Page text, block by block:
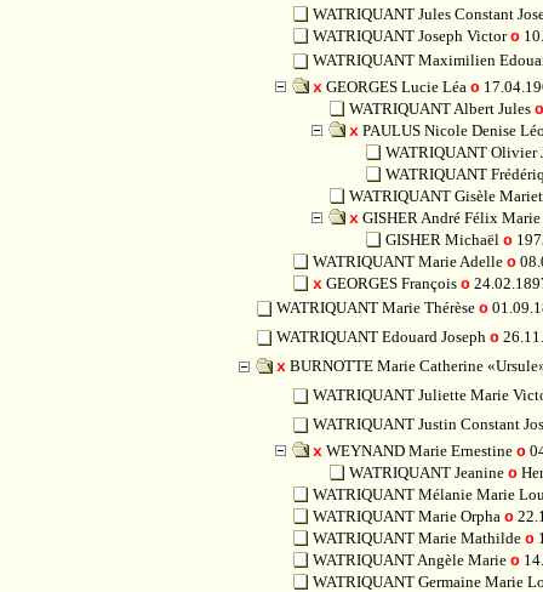
WATRIQUANT Jules Constant
WATRIQUANT Joseph Victoro
WATRIQUANT Maximilien
x GEORGES Lucie Léa o
WATRIQUANT Albert Jules o
x PAULUS Nicole Denise
WATRIQUANT Olivier
WATRIQUANT
WATRIQUANT Gisèle
x GISHER André Félix
GISHER Michaël o
WATRIQUANT Marie Adelle o
x GEORGES François o
WATRIQUANT Marie Thérèse o
WATRIQUANT Edouard Joseph o
x BURNOTTE Marie Catherine
WATRIQUANT Juliette Marie
WATRIQUANT Justin Constant
x WEYNAND Marie Ernestine o
WATRIQUANT Jeanine o
WATRIQUANT Mélanie Marie
WATRIQUANT Marie Orpha o
WATRIQUANT Marie Mathilde o
WATRIQUANT Angèle Marie o
WATRIQUANT Germaine Marie